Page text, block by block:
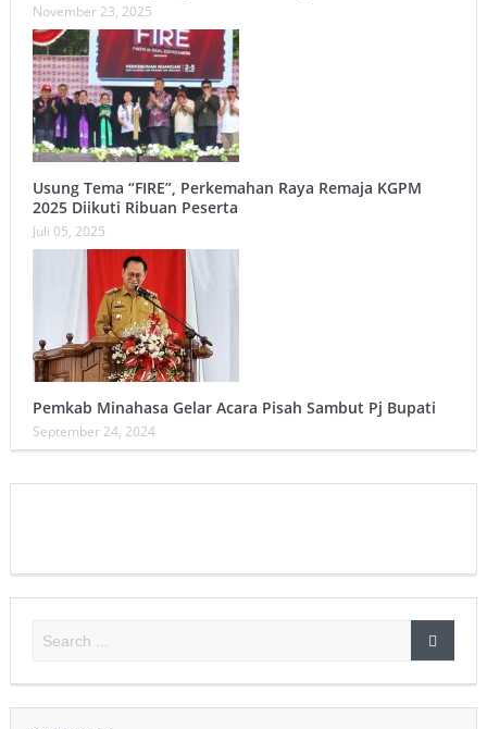
November 23, 2025
Usung Tema “FIRE”, Perkemahan Raya Remaja KGPM
2025 Diikuti Ribuan Peserta
Juli 05, 2025
Pemkab Minahasa Gelar Acara Pisah Sambut Pj Bupati
September 24, 2024